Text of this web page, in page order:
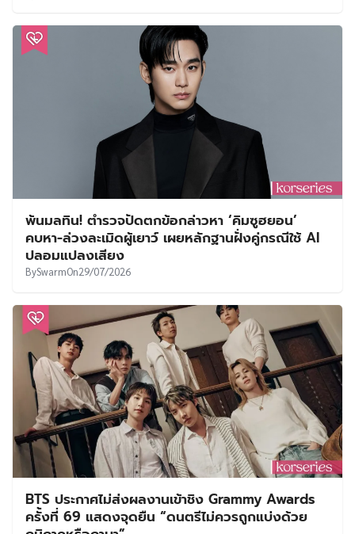
พ้นมลทิน! ตำรวจปัดตกข้อกล่าวหา ‘คิมซูฮยอน’
คบหา-ล่วงละเมิดผู้เยาว์ เผยหลักฐานฝั่งคู่กรณีใช้ AI
ปลอมแปลงเสียง
BySwarmOn29/07/2026
BTS ประกาศไม่ส่งผลงานเข้าชิง Grammy Awards
ครั้งที่ 69 แสดงจุดยืน “ดนตรีไม่ควรถูกแบ่งด้วย